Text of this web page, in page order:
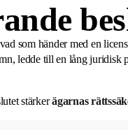
som händer med en
ledde till en lång
stärkerägarnas